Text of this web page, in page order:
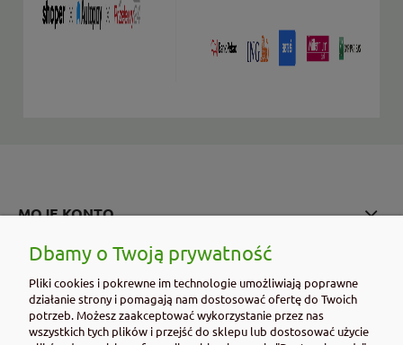
MOJE KONTO
PŁATNOŚCI I DOSTAWA
INFORMACJE
Dbamy o Twoją prywatność
Pliki cookies i pokrewne im technologie umożliwiają poprawne
działanie strony i pomagają nam dostosować ofertę do Twoich
potrzeb. Możesz zaakceptować wykorzystanie przez nas
wszystkich tych plików i przejść do sklepu lub dostosować użycie